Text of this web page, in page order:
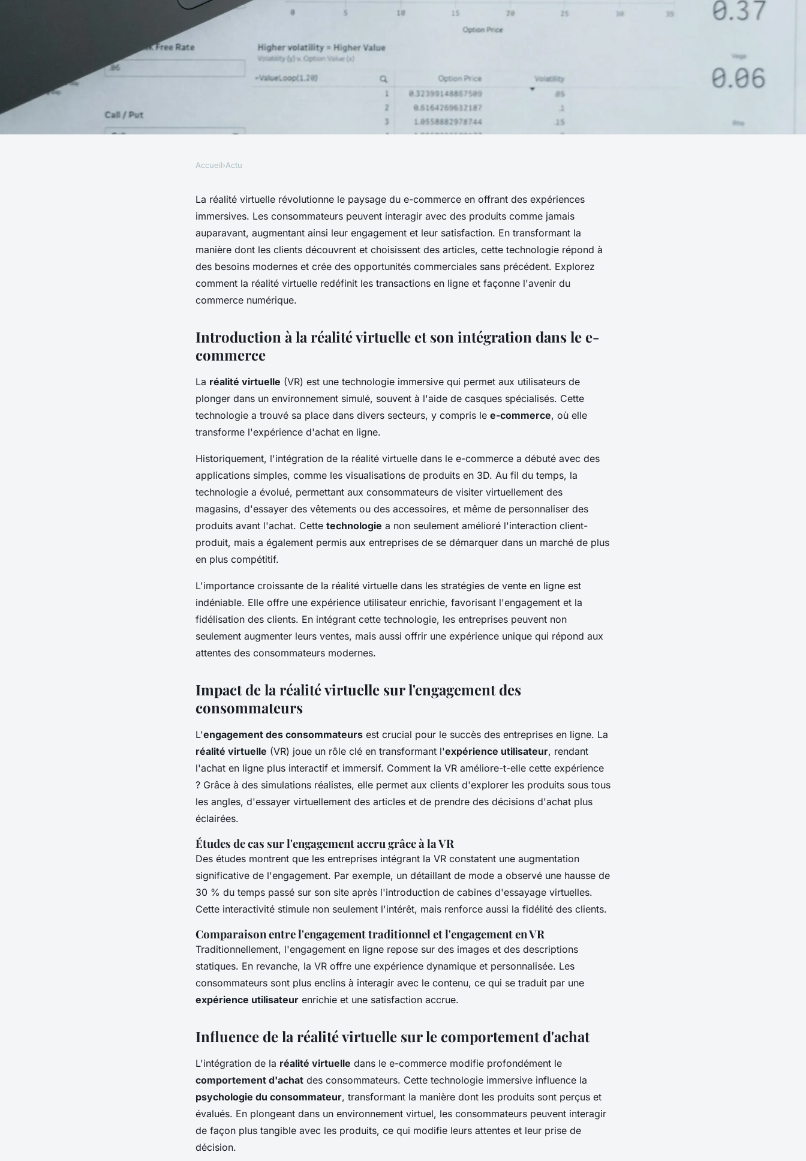
L'Impact de la Réalité Virtuelle sur le
Accueil›Actu
La réalité virtuelle révolutionne le paysage du e-commerce en offrant des expériences
immersives. Les consommateurs peuvent interagir avec des produits comme jamais
auparavant, augmentant ainsi leur engagement et leur satisfaction. En transformant la
manière dont les clients découvrent et choisissent des articles, cette technologie répond à
des besoins modernes et crée des opportunités commerciales sans précédent. Explorez
comment la réalité virtuelle redéfinit les transactions en ligne et façonne l'avenir du
commerce numérique.
Introduction à la réalité virtuelle et son intégration dans le e-
commerce
La réalité virtuelle (VR) est une technologie immersive qui permet aux utilisateurs de
plonger dans un environnement simulé, souvent à l'aide de casques spécialisés. Cette
technologie a trouvé sa place dans divers secteurs, y compris le e-commerce, où elle
transforme l'expérience d'achat en ligne.
Historiquement, l'intégration de la réalité virtuelle dans le e-commerce a débuté avec des
applications simples, comme les visualisations de produits en 3D. Au fil du temps, la
technologie a évolué, permettant aux consommateurs de visiter virtuellement des
magasins, d'essayer des vêtements ou des accessoires, et même de personnaliser des
produits avant l'achat. Cette technologie a non seulement amélioré l'interaction client-
produit, mais a également permis aux entreprises de se démarquer dans un marché de plus
en plus compétitif.
L'importance croissante de la réalité virtuelle dans les stratégies de vente en ligne est
indéniable. Elle offre une expérience utilisateur enrichie, favorisant l'engagement et la
fidélisation des clients. En intégrant cette technologie, les entreprises peuvent non
seulement augmenter leurs ventes, mais aussi offrir une expérience unique qui répond aux
attentes des consommateurs modernes.
Impact de la réalité virtuelle sur l'engagement des
consommateurs
L'engagement des consommateurs est crucial pour le succès des entreprises en ligne. La
réalité virtuelle (VR) joue un rôle clé en transformant l'expérience utilisateur, rendant
l'achat en ligne plus interactif et immersif. Comment la VR améliore-t-elle cette expérience
? Grâce à des simulations réalistes, elle permet aux clients d'explorer les produits sous tous
les angles, d'essayer virtuellement des articles et de prendre des décisions d'achat plus
éclairées.
Études de cas sur l'engagement accru grâce à la VR
Des études montrent que les entreprises intégrant la VR constatent une augmentation
significative de l'engagement. Par exemple, un détaillant de mode a observé une hausse de
30 % du temps passé sur son site après l'introduction de cabines d'essayage virtuelles.
Cette interactivité stimule non seulement l'intérêt, mais renforce aussi la fidélité des clients.
Comparaison entre l'engagement traditionnel et l'engagement en VR
Traditionnellement, l'engagement en ligne repose sur des images et des descriptions
statiques. En revanche, la VR offre une expérience dynamique et personnalisée. Les
consommateurs sont plus enclins à interagir avec le contenu, ce qui se traduit par une
expérience utilisateur enrichie et une satisfaction accrue.
Influence de la réalité virtuelle sur le comportement d'achat
L'intégration de la réalité virtuelle dans le e-commerce modifie profondément le
comportement d'achat des consommateurs. Cette technologie immersive influence la
psychologie du consommateur, transformant la manière dont les produits sont perçus et
évalués. En plongeant dans un environnement virtuel, les consommateurs peuvent interagir
de façon plus tangible avec les produits, ce qui modifie leurs attentes et leur prise de
décision.